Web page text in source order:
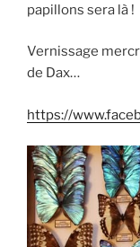
papillons sera là !
Vernissage
de Dax…
https://